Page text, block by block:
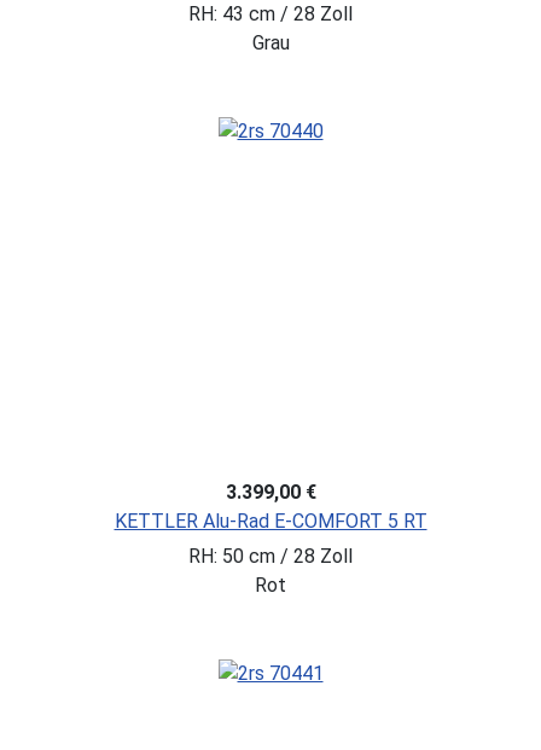
RH: 43 cm / 28 Zoll
Grau
3.399,00 €
KETTLER Alu-Rad E-COMFORT 5 RT
RH: 50 cm / 28 Zoll
Rot